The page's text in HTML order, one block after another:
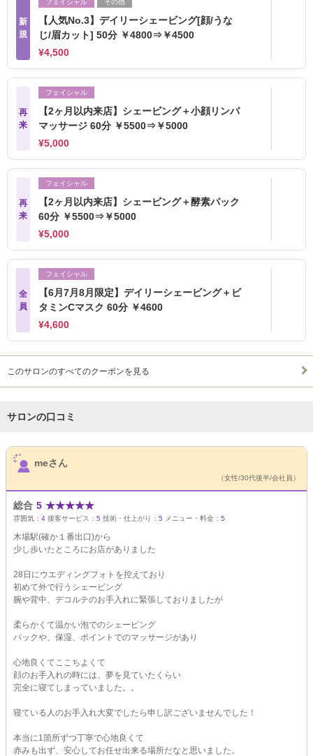
新
規
フェイシャル その他
【人気No.3】デイリーシェービング[顔/うな
じ/眉カット] 50分 ￥4800⇒￥4500
¥4,500
再
来
フェイシャル
【2ヶ月以内来店】シェービング＋小顔リンパ
マッサージ 60分 ￥5500⇒￥5000
¥5,000
再
来
フェイシャル
【2ヶ月以内来店】シェービング＋酵素パック
60分 ￥5500⇒￥5000
¥5,000
全
員
フェイシャル
【6月7月8月限定】デイリーシェービング＋ビ
タミンCマスク 60分 ￥4600
¥4,600
このサロンのすべてのクーポンを見る
サロンの口コミ
サロンPick Up
meさん
（女性/30代後半/会社員）
総合 5 ★★★★★
雰囲気： 4 接客サービス： 5 技術・仕上がり： 5 メニュー・料金： 5
木場駅(確か１番出口)から
少し歩いたところにお店がありました
28日にウエディングフォトを控えており
初めて外で行うシェービング
腕や背中、デコルテのお手入れに緊張しておりましたが
柔らかくて温かい泡でのシェービング
パックや、保湿、ポイントでのマッサージがあり
心地良くてここちよくて
顔のお手入れの時には、夢を見ていたくらい
完全に寝てしまっていました。。
寝ている人のお手入れ大変でしたら申し訳ございませんでした！
本当に1箇所ずつ丁寧で心地良くて
赤みも出ず、安心してお任せ出来る場所だなと思いました。